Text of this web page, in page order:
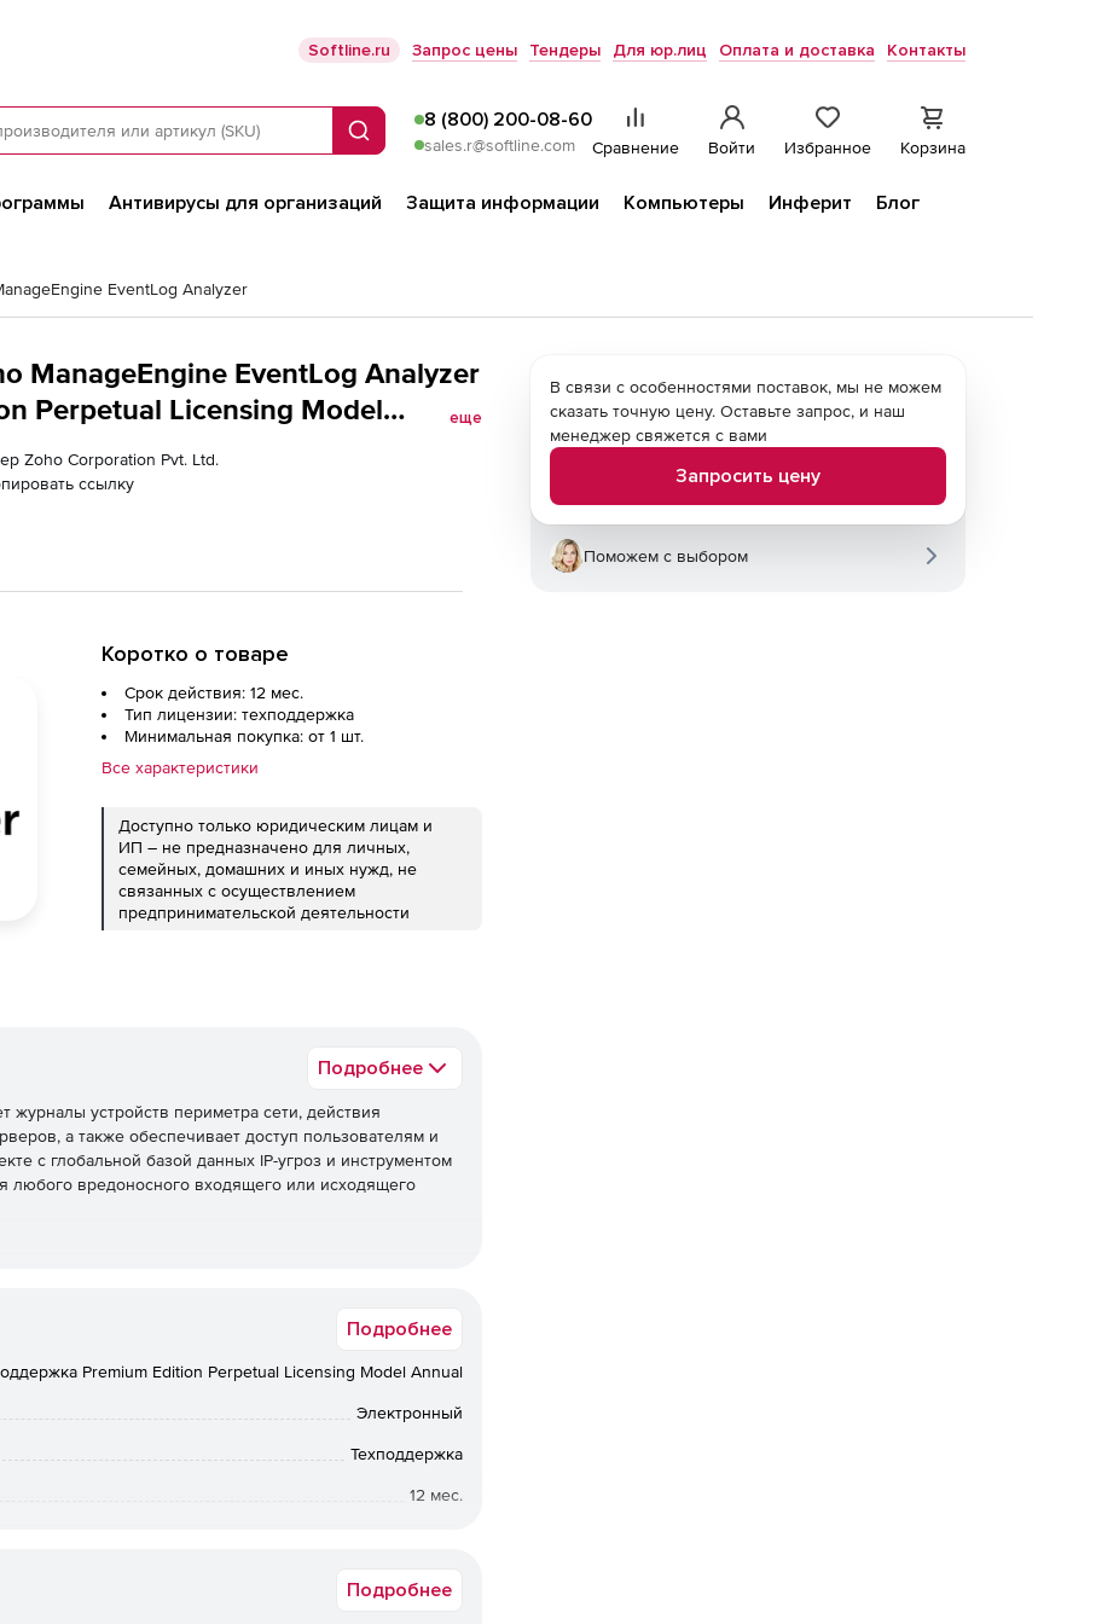
Softline.ru Запрос цены Тендеры Для юр.лиц Оплата и доставка Контакты
Поиск
8 (800) 200-08-60
sales.r@softline.com Сравнение Войти Избранное Корзина
Антивирусы для организаций Защита информации Компьютеры Инферит
Блог
EventLog Analyzer
ManageEngine EventLog Analyzer
Perpetual Licensing Model
еще
Zoho Corporation Pvt. Ltd.
ссылку
Коротко о товаре
Срок действия: 12 мес.
Тип лицензии: техподдержка
Минимальная покупка: от 1 шт.
Все характеристики
Доступно только юридическим лицам и
ИП – не предназначено для личных,
семейных, домашних и иных нужд, не
связанных с осуществлением
предпринимательской деятельности
Подробнее
журналы устройств периметра сети, действия
а также обеспечивает доступ пользователям и
с глобальной базой данных IP-угроз и инструментом
любого вредоносного входящего или исходящего
полный анализ журналов с отчетами и
важных серверов приложений. Его мощный
устройства, такие как межсетевые экраны,
Подробнее
Premium Edition Perpetual Licensing Model Annual
Электронный
Техподдержка
12 мес.
Подробнее
В связи с особенностями поставок, мы не можем
сказать точную цену. Оставьте запрос, и наш
менеджер свяжется с вами
Запросить цену
Поможем с выбором